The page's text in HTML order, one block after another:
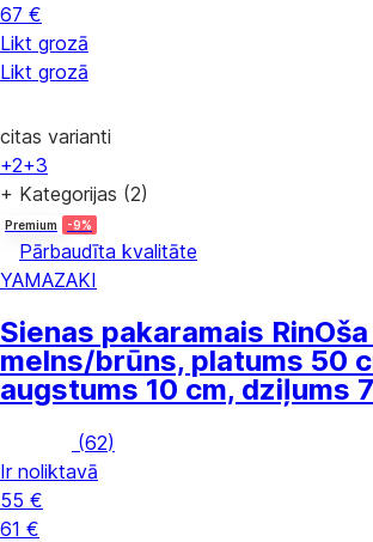
67 €
Likt grozā
Likt grozā
citas varianti
+2+3
+ Kategorijas (2)
Premium -9%
Pārbaudīta kvalitāte
YAMAZAKI
Sienas pakaramais Rin
melns/brūns, platums 50
augstums 10 cm, dziļums
(62)
Ir noliktavā
55 €
61 €